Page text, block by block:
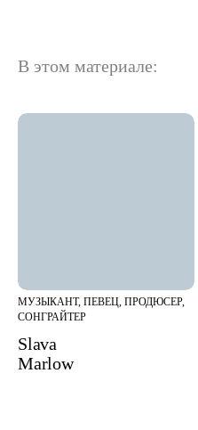
В этом материале:
МУЗЫКАНТ, ПЕВЕЦ, ПРОДЮСЕР,
СОНГРАЙТЕР
Slava
Marlow